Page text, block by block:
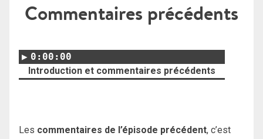
Commentaires précédents
0:00:00
Introduction et commentaires précédents
Les commentaires de l’épisode précédent, c’est